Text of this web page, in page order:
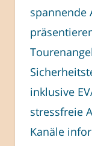
spannende
inklusive
stressfreie
Kanäle